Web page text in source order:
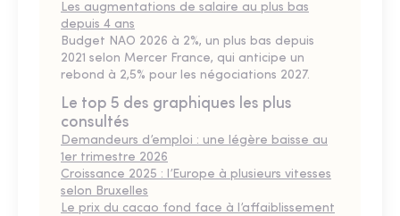
Les augmentations de salaire au plus bas
depuis 4 ans
Budget NAO 2026 à 2%, un plus bas depuis
2021 selon Mercer France, qui anticipe un
rebond à 2,5% pour les négociations 2027.
Le top 5 des graphiques les plus
consultés
Demandeurs d’emploi : une légère baisse au
1er trimestre 2026
Croissance 2025 : l’Europe à plusieurs vitesses
selon Bruxelles
Le prix du cacao fond face à l’affaiblissement